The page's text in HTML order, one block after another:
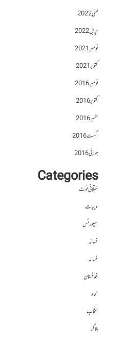
مئی 2022
اپریل 2022
نومبر 2021
اکتوبر 2021
نومبر 2016
اکتوبر 2016
ستمبر 2016
اگست 2016
جولائی 2016
Categories
اختلافی نوٹ
ادبیات
اسپورٹس
افسانہ
افسانہ
افغانستان
الحاد
انتخاب
بلاگز